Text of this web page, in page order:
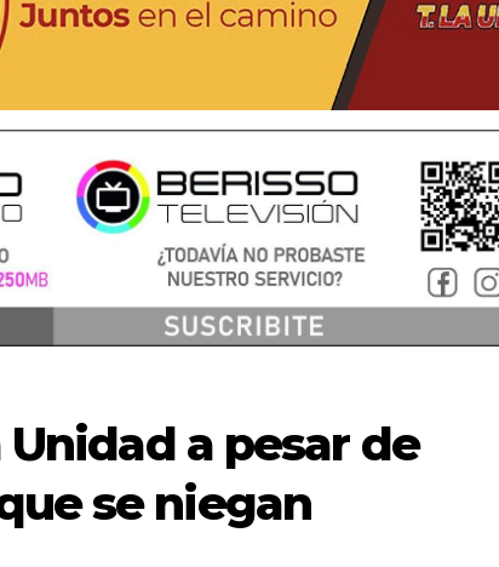
a pesar de
se niegan